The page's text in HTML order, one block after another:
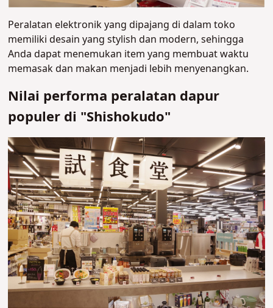
Peralatan elektronik yang dipajang di dalam toko
memiliki desain yang stylish dan modern, sehingga
Anda dapat menemukan item yang membuat waktu
memasak dan makan menjadi lebih menyenangkan.
Nilai performa peralatan dapur
populer di "Shishokudo"